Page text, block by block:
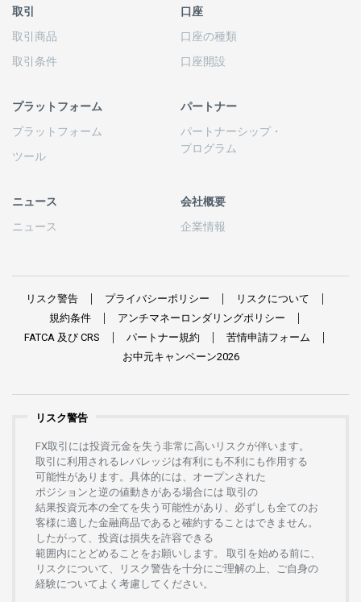
取引
取引商品
取引条件
口座
口座の種類
口座開設
プラットフォーム
プラットフォーム
ツール
パートナー
パートナーシップ・
プログラム
ニュース
ニュース
会社概要
企業情報
リスク警告 プライバシーポリシー
リスクについて
規約条件
アンチマネーロンダリングポリシー
FATCA 及び CRS パートナー規約 苦情申請フォーム
お中元キャンペーン2026
リスク警告
FX取引には投資元金を失う 非常に高い リスクが伴います。
取引に利用さ れる レバレッジは有利にも不利にも作用する
可能性があります。 具体的には、 オープンさ れた
ポジションと 逆の値動きがある場合には 取引の
結果投資元本の全てを失う 可能性があり、 必ずしも全てのお
客様に適した金融商品であると 確約することはできません。
したがって、 投資は損失を許容できる
範囲内にとどめることをお願いします。 取引を始める前に、
リスクについて、
リスク警告を十分にご理解の上、 ご自身の
経験についてよく 考慮してください。